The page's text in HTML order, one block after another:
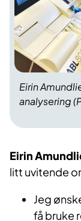
Eirin
analysering
Eirin
litt uvitende
Jeg
få bruke